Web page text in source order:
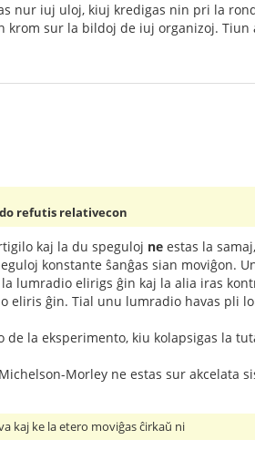
nur iuj uloj, kiuj kredigas nin pri la
sur la bildoj de iuj organizoj. Tiun
do refutis relativecon
kaj la du speguloj ne estas la
konstante ŝanĝas sian moviĝon.
lumradio elirigs ĝin kaj la alia iras
eliris ĝin. Tial unu lumradio havas pli
la eksperimento, kiu kolapsigas la
Morley ne estas sur akcelata
kaj ke la etero moviĝas ĉirkaŭ ni